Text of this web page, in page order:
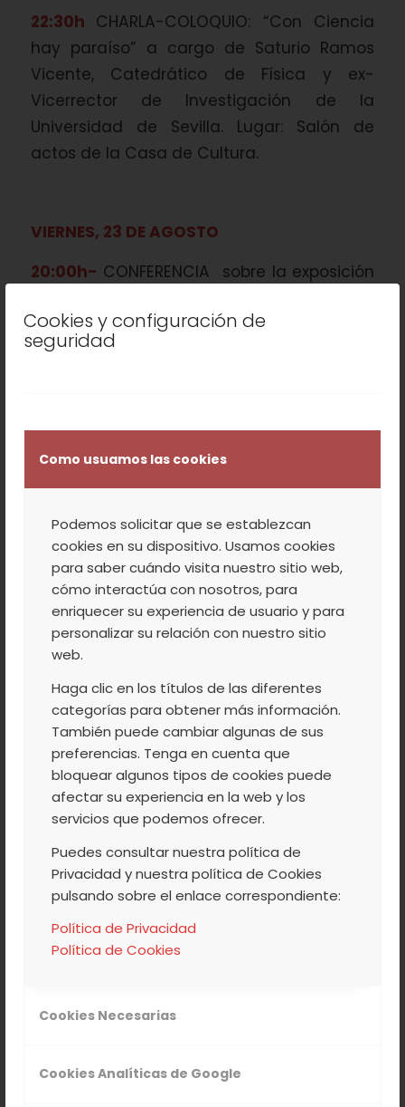
Cookies y configuración de
seguridad
Como usuamos las cookies
Podemos solicitar que se establezcan
cookies en su dispositivo. Usamos cookies
para saber cuándo visita nuestro sitio web,
cómo interactúa con nosotros, para
enriquecer su experiencia de usuario y para
personalizar su relación con nuestro sitio
web.
Haga clic en los títulos de las diferentes
categorías para obtener más información.
También puede cambiar algunas de sus
preferencias. Tenga en cuenta que
bloquear algunos tipos de cookies puede
afectar su experiencia en la web y los
servicios que podemos ofrecer.
Puedes consultar nuestra política de
Privacidad y nuestra política de Cookies
pulsando sobre el enlace correspondiente:
Política de Privacidad
Política de Cookies
Cookies Necesarias
Cookies Analíticas de Google
22:30h CHARLA-COLOQUIO: “Con Ciencia
hay paraíso” a cargo de Saturio Ramos
Vicente, Catedrático de Física y ex-
Vicerrector de Investigación de la
Universidad de Sevilla. Lugar: Salón de
actos de la Casa de Cultura.
VIERNES, 23 DE AGOSTO
20:00h- CONFERENCIA sobre la exposición
de Rosa María Ureña García y José Luis
Sánchez del Pozo. Catedráticos IB La
Tesoro del Dragón”. Asociación Cultural de
Teatro “Tarandango”
DOMINGO, 25 DE AGOSTO
22:30hTEATRO: “César a gusto” de José
Cedena. Asociación de Mujeres “Aires
Serranos”
LUNES, 26 DE AGOSTO
11:00hTALLER DE ANIMACIÓN A LA LECTURA.
Para mayores. Lugar: Sala Naranja de la
12:30hTALLER DE CUENTACUENTOS. Para
niños y niñas. Lugar: Plaza del Palacio
22:30hCINE DE VERANO. Para todos los
Presentación del libro “El camino